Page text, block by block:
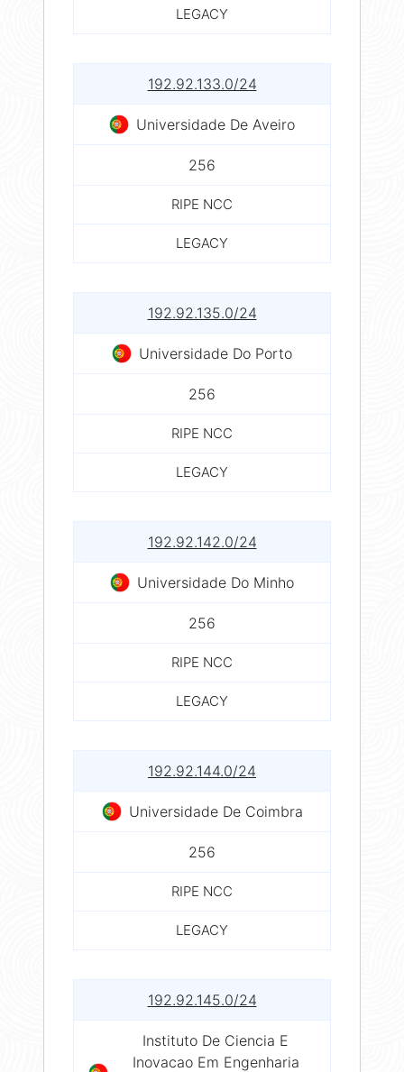
LEGACY
192.92.133.0/24
Universidade De Aveiro
256
RIPE NCC
LEGACY
192.92.135.0/24
Universidade Do Porto
256
RIPE NCC
LEGACY
192.92.142.0/24
Universidade Do Minho
256
RIPE NCC
LEGACY
192.92.144.0/24
Universidade De Coimbra
256
RIPE NCC
LEGACY
192.92.145.0/24
Instituto De Ciencia E
Inovacao Em Engenharia